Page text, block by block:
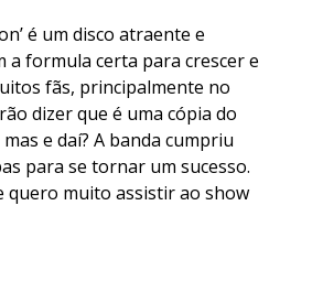
é um disco atraente e
a formula certa para crescer e
fãs, principalmente no
dizer que é uma cópia do
mas e daí? A banda cumpriu
para se tornar um sucesso.
quero muito assistir ao show